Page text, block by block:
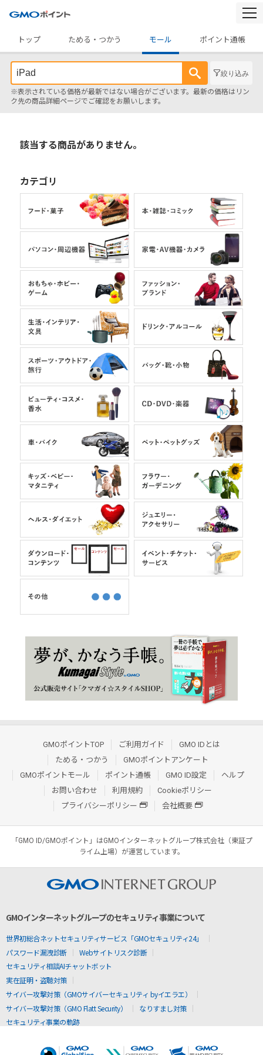
トップ
ためる・つかう モール ポイント通帳
絞り込み
※表示されている価格が最新ではない場合がございます。最新の価格はリン
ク先の商品詳細ページでご確認をお願いします。
該当する商品がありません。
カテゴリ
GMOポイントTOP ご利用ガイド
GMO IDとは
ためる・つかう
GMOポイントアンケート
GMOポイントモール
ポイント通帳 GMO ID設定
ヘルプ
お問い合わせ
利用規約
Cookieポリシー
プライバシーポリシー
会社概要
「GMO ID/GMOポイント」はGMOインターネットグループ株式会社（東証プ
ライム上場）が運営しています。
GMOインターネットグループのセキュリティ事業について
世界初総合ネットセキュリティサービス「GMOセキュリティ24」
パスワード漏洩診断
Webサイトリスク診断
セキュリティ相談AIチャットボット
実在証明・盗聴対策
サイバー攻撃対策（GMOサイバーセキュリティ byイエラエ）
サイバー攻撃対策（GMO Flatt Security）
なりすまし対策
セキュリティ事業の軌跡